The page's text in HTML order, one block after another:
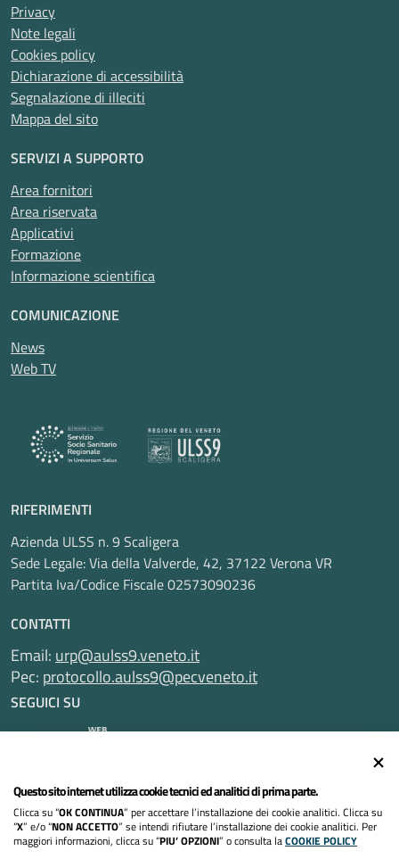
Privacy
Note legali
Cookies policy
Dichiarazione di accessibilità
Segnalazione di illeciti
Mappa del sito
SERVIZI A SUPPORTO
Area fornitori
Area riservata
Applicativi
Formazione
Informazione scientifica
COMUNICAZIONE
News
Web TV
RIFERIMENTI
Azienda ULSS n. 9 Scaligera
Sede Legale: Via della Valverde, 42, 37122 Verona VR
Partita Iva/Codice Fiscale 02573090236
CONTATTI
Email: urp@aulss9.veneto.it
Pec: protocollo.aulss9@pecveneto.it
SEGUICI SU
Informativa privacy
Dichiarazione di accessibilità
Questo sito internet utilizza cookie tecnici ed analitici di prima parte.
Clicca su “OK CONTINUA” per accettare l’installazione dei cookie analitici. Clicca su
“X” e/o “NON ACCETTO” se intendi rifiutare l’installazione dei cookie analitici. Per
maggiori informazioni, clicca su “PIU’ OPZIONI” o consulta laCOOKIE POLICY